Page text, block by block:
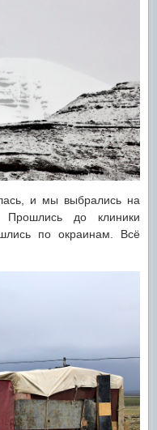
и мы выбрались на
Прошлись до клиники
по окраинам. Всё